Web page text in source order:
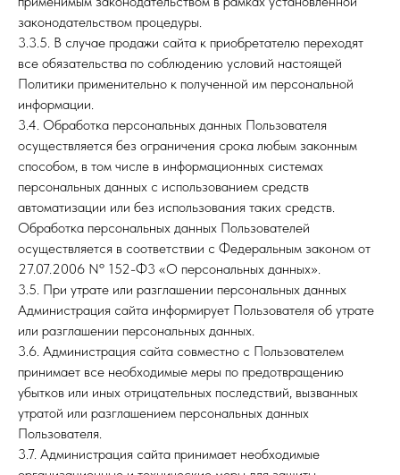
законодательством процедуры.
3.3.5. В случае продажи сайта к приобретателю переходят
все обязательства по соблюдению условий настоящей
Политики применительно к полученной им персональной
информации.
3.4. Обработка персональных данных Пользователя
осуществляется без ограничения срока любым законным
способом, в том числе в информационных системах
персональных данных с использованием средств
автоматизации или без использования таких средств.
Обработка персональных данных Пользователей
осуществляется в соответствии с Федеральным законом от
27.07.2006 Nº 152-Ф3 «О персональных данных».
3.5. При утрате или разглашении персональных данных
Администрация сайта информирует Пользователя об утрате
или разглашении персональных данных.
3.6. Администрация сайта совместно с Пользователем
принимает все необходимые меры по предотвращению
убытков или иных отрицательных последствий, вызванных
утратой или разглашением персональных данных
Пользователя.
3.7. Администрация сайта принимает необходимые